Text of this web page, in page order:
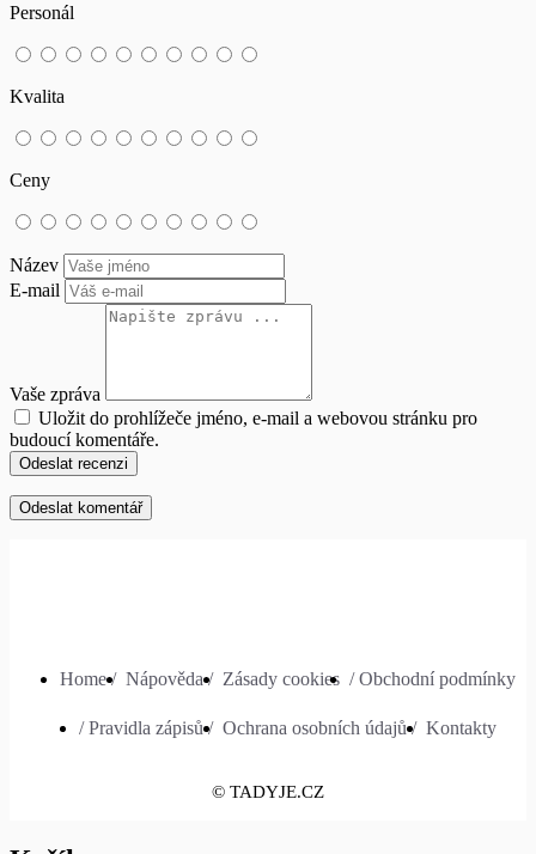
Personál
Kvalita
Ceny
Název
E-mail
Vaše zpráva
Uložit do prohlížeče jméno, e-mail a webovou stránku pro
budoucí komentáře.
Odeslat recenzi
Home / Nápověda / Zásady cookies / Obchodní podmínky
/ Pravidla zápisů / Ochrana osobních údajů / Kontakty
© TADYJE.CZ